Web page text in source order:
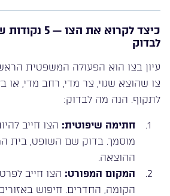
כיצד לקרוא את
לבדוק
עיון בצו הוא הפעולה המשפטית
צו שהוצא שגוי, צר מדי, רחב מדי, או
לתקוף. הנה מה לבדוק:
חתימה שיפוטית: הצו חייב
מוסמך. בדוק שם השופט, בית
ההוצאה.
המקום המפורט: הצו חייב
הקומה, החדרים. חיפוש